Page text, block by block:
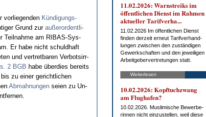
vor­lie­gen­den Kündi­gungs­
Grund zuraußer­or­dent­li­
Teil­nah­me am RIBAS-Sys­
Er ha­be nicht schuld­haft
und ver­tret­ba­ren Ver­bots­irr­
2 BGB ha­be über­dies be­reits
zu ei­ner ge­richt­li­chen
Ab­mah­nun­gensei­en zu Un­
11.02.2026: Warn­streiks im
öf­fent­li­chen Dienst im Rah­men
ak­tu­el­ler Ta­rif­ver­ha...
11.02.2026 Im öf­fent­li­chen Dienst
fin­den der­zeit er­neut Ta­rif­ver­hand­
lun­gen zwi­schen den zu­stän­di­gen
Ge­werk­schaf­ten und den je­wei­li­gen
Ar­beit­ge­ber­ver­tre­tun­gen statt.
Weiterlesen
10.02.2026: Kopf­tuch­zwang
am Flug­ha­fen?
10.02.2026. Mus­li­mi­sche Be­wer­be­
rin­nen nicht ein­zu­stel­len, weil die­se